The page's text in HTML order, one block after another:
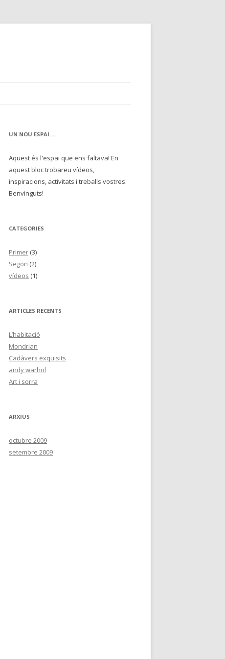
UN NOU ESPAI….
Aquest és l'espai que ens faltava! En
aquest bloc trobareu vídeos,
inspiracions, activitats i treballs vostres.
Benvinguts!
CATEGORIES
Primer (3)
Segon (2)
vídeos (1)
ARTICLES RECENTS
L’habitació
Mondrian
Cadàvers exquisits
andy warhol
Art i sorra
ARXIUS
octubre 2009
setembre 2009